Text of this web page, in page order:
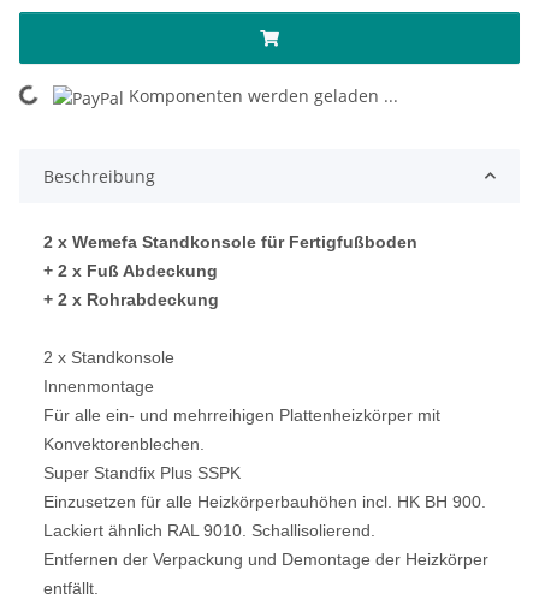
Komponenten werden geladen ...
Beschreibung
2 x Wemefa Standkonsole für Fertigfußboden
+ 2 x Fuß Abdeckung
+ 2 x Rohrabdeckung
2 x Standkonsole
Innenmontage
Für alle ein- und mehrreihigen Plattenheizkörper mit
Konvektorenblechen.
Super Standfix Plus SSPK
Einzusetzen für alle Heizkörperbauhöhen incl. HK BH 900.
Lackiert ähnlich RAL 9010. Schallisolierend.
Entfernen der Verpackung und Demontage der Heizkörper
entfällt.